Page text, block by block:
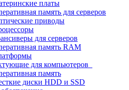
платы
память для серверов
приводы
для серверов
память RAM
для компьютеров
память
диски HDD и SSD